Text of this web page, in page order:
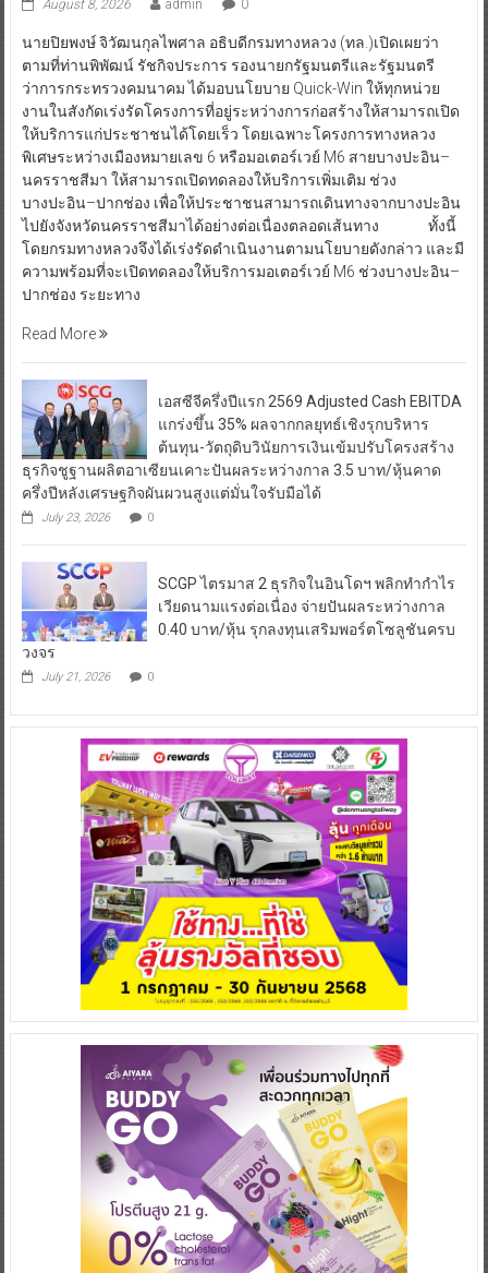
August 8, 2026 admin 0
นายปิยพงษ์ จิวัฒนกุลไพศาล อธิบดีกรมทางหลวง (ทล.)เปิดเผยว่า
ตามที่ท่านพิพัฒน์ รัชกิจประการ รองนายกรัฐมนตรีและรัฐมนตรี
ว่าการกระทรวงคมนาคม ได้มอบนโยบาย Quick-Win ให้ทุกหน่วย
งานในสังกัดเร่งรัดโครงการที่อยู่ระหว่างการก่อสร้างให้สามารถเปิด
ให้บริการแก่ประชาชนได้โดยเร็ว โดยเฉพาะโครงการทางหลวง
พิเศษระหว่างเมืองหมายเลข 6 หรือมอเตอร์เวย์ M6 สายบางปะอิน–
นครราชสีมา ให้สามารถเปิดทดลองให้บริการเพิ่มเติม ช่วง
บางปะอิน–ปากช่อง เพื่อให้ประชาชนสามารถเดินทางจากบางปะอิน
ไปยังจังหวัดนครราชสีมาได้อย่างต่อเนื่องตลอดเส้นทาง ทั้งนี้
โดยกรมทางหลวงจึงได้เร่งรัดดำเนินงานตามนโยบายดังกล่าว และมี
ความพร้อมที่จะเปิดทดลองให้บริการมอเตอร์เวย์ M6 ช่วงบางปะอิน–
ปากช่อง ระยะทาง
Read More
เอสซีจีครึ่งปีแรก 2569 Adjusted Cash EBITDA
แกร่งขึ้น 35% ผลจากกลยุทธ์เชิงรุกบริหาร
ต้นทุน-วัตถุดิบวินัยการเงินเข้มปรับโครงสร้าง
ธุรกิจชูฐานผลิตอาเซียนเคาะปันผลระหว่างกาล 3.5 บาท/หุ้นคาด
ครึ่งปีหลังเศรษฐกิจผันผวนสูงแต่มั่นใจรับมือได้
July 23, 2026 0
SCGP ไตรมาส 2 ธุรกิจในอินโดฯ พลิกทำกำไร
เวียดนามแรงต่อเนื่อง จ่ายปันผลระหว่างกาล
0.40 บาท/หุ้น รุกลงทุนเสริมพอร์ตโซลูชันครบ
วงจร
July 21, 2026 0